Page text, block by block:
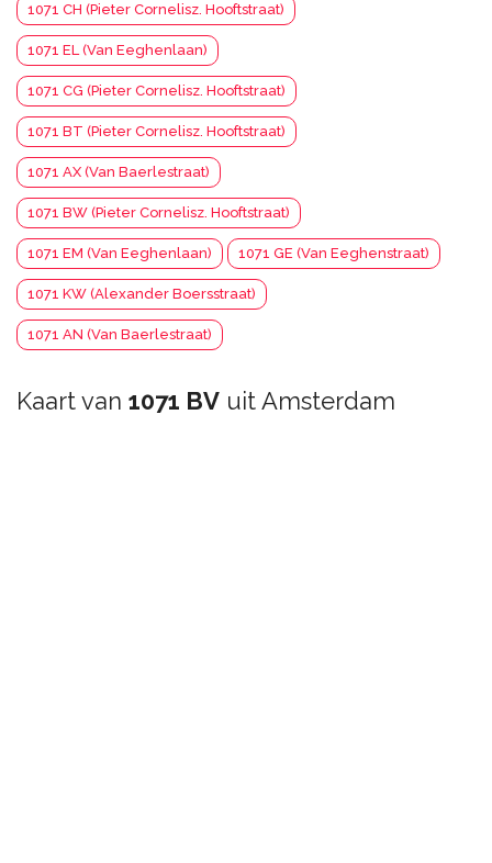
1071 CH (Pieter Cornelisz. Hooftstraat)
1071 EL (Van Eeghenlaan)
1071 CG (Pieter Cornelisz. Hooftstraat)
1071 BT (Pieter Cornelisz. Hooftstraat)
1071 AX (Van Baerlestraat)
1071 BW (Pieter Cornelisz. Hooftstraat)
1071 EM (Van Eeghenlaan) 1071 GE (Van Eeghenstraat)
1071 KW (Alexander Boersstraat)
1071 AN (Van Baerlestraat)
Kaart van 1071 BV uit Amsterdam